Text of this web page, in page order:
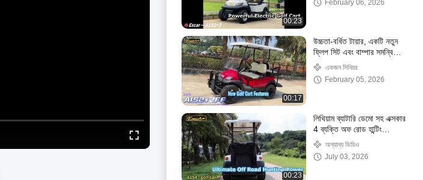
00:23
February 06, 2026
00:17
উচ্চতা-বর্ধিত টায়ার, একটি নতুন
ফ্লিপ সিট এবং বাম্পার সমন্বিত
A1S2+2 লাল ইউনিট
একজন সিনিয়র
February 05, 2026
00:23
লিথিয়াম ব্যাটারি ডেমো সহ এক্সকার
4 ব্যক্তি অফ রোড হান্টিং
ইলেকট্রিকএমএ1এস4 কার্ট দেখুন
অন্যান্য ভিডিও
July 03, 2026